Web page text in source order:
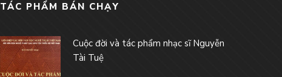
TÁC PHẨM BÁN CHẠY
Cuộc đời và tác phẩm nhạc sĩ Nguyễn
Tài Tuệ